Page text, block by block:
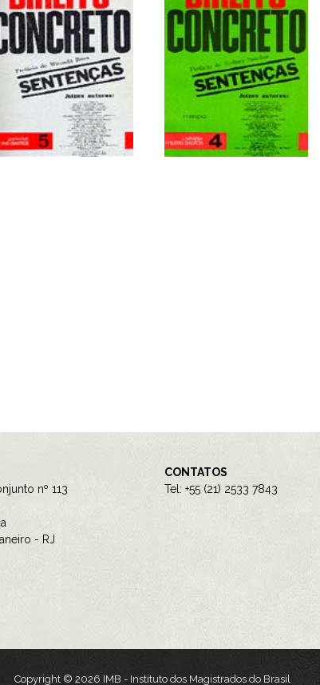
nº 113
- RJ
CONTATOS
Tel: +55 (21) 2533 7843
Copyright © 2026 IMB - Instituto dos Magistrados do Brasil